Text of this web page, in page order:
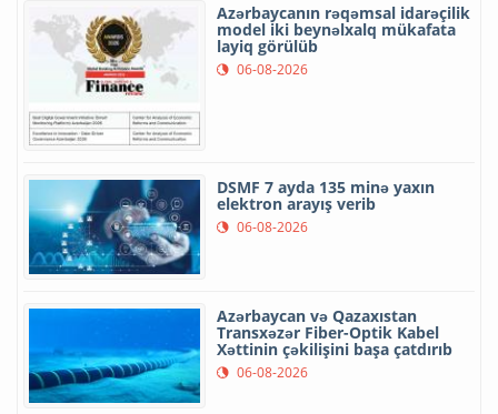
Azərbaycanın rəqəmsal idarəçilik
model iki beynəlxalq mükafata
layiq görülüb
06-08-2026
DSMF 7 ayda 135 minə yaxın
elektron arayış verib
06-08-2026
Azərbaycan və Qazaxıstan
Transxəzər Fiber-Optik Kabel
Xəttinin çəkilişini başa çatdırıb
06-08-2026